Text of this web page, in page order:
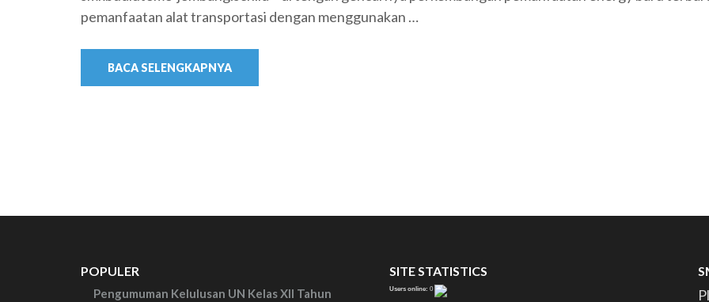
pemanfaatan alat transportasi dengan menggunakan …
BACA SELENGKAPNYA
POPULER
Pengumuman Kelulusan UN Kelas XII Tahun
SITE STATISTICS
Users online: 0